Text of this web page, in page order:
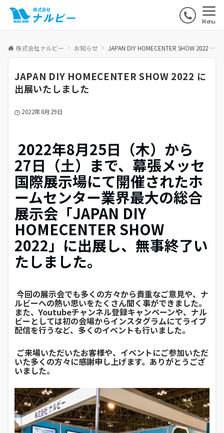
Menu
株式会社ナルビー お知らせ JAPAN DIY HOMECENTER SHOW 2022 に出展いたしました
JAPAN DIY HOMECENTER SHOW 2022 に
出展いたしました
2022年8月29日
2022年8月25日（木）から
27日（土）まで、幕張メッセ
国際展示場にて開催されたホ
ームセンター業界最大の総合
展示会 「JAPAN DIY
HOMECENTER SHOW
2022」 に出展し、 無事終了い
たしました。
今回の展示会でも多くの方々から貴重なご意見や、ナ
ルビーへの熱い思いをたくさん聞く事ができました。
また、Youtubeチャンネル登録キャンペーンや、ナル
ビーとしては初の会場からインスタグラムにてライブ
配信を行うなど、多くのイベントも行いました。
ご来場いただいたお客様や、イベントにご参加いただ
いた多くの方々に感謝申し上げます。ありがとうござ
いました。